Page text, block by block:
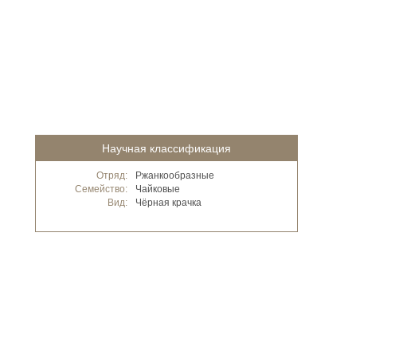
Научная классификация
Отряд:
Ржанкообразные
Семейство:
Чайковые
Вид:
Чёрная крачка